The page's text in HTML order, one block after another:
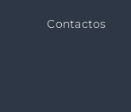
Contactos